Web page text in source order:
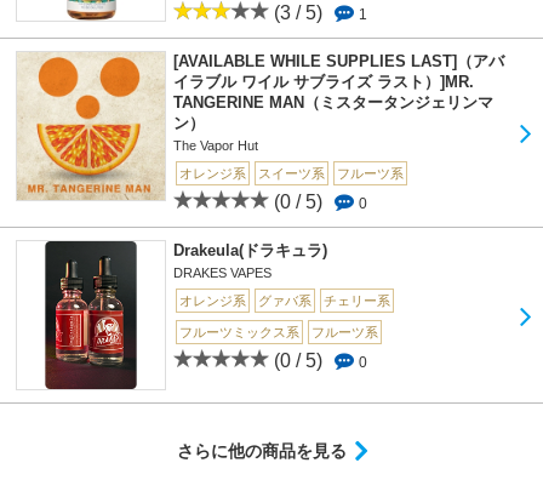
(3 / 5) 1
[AVAILABLE WHILE SUPPLIES LAST]（アバ
イラブル ワイル サブライズ ラスト）]MR.
TANGERINE MAN（ミスタータンジェリンマ
ン）
The Vapor Hut
オレンジ系
スイーツ系 フルーツ系
(0 / 5) 0
Drakeula(ドラキュラ)
DRAKES VAPES
オレンジ系
グァバ系 チェリー系
フルーツミックス系 フルーツ系
(0 / 5) 0
さらに他の商品を見る